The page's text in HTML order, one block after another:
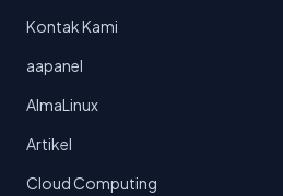
Kontak Kami
aapanel
AlmaLinux
Artikel
Cloud Computing